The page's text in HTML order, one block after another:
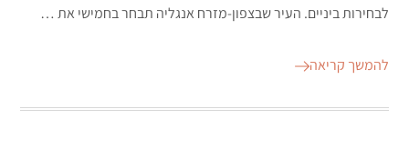
לבחירות ביניים. העיר שבצפון-מזרח אנגליה תבחר בחמישי את …
להמשך קריאה